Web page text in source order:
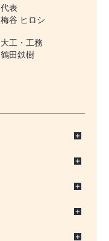
代表
梅谷 ヒロシ
大工・工務
鶴田鉄樹